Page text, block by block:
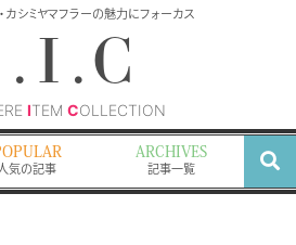
カシミヤマフラーの魅力にフォーカス
ITEM COLLECTION
気の記事
ARCHIVES
記事一覧